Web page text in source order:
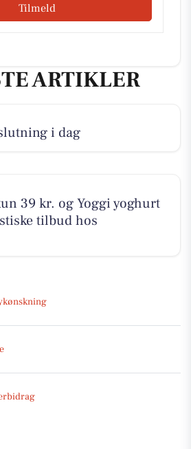
Tilmeld
ARTIKLER
i dag
39 kr. og Yoggi yoghurt
tilbud hos